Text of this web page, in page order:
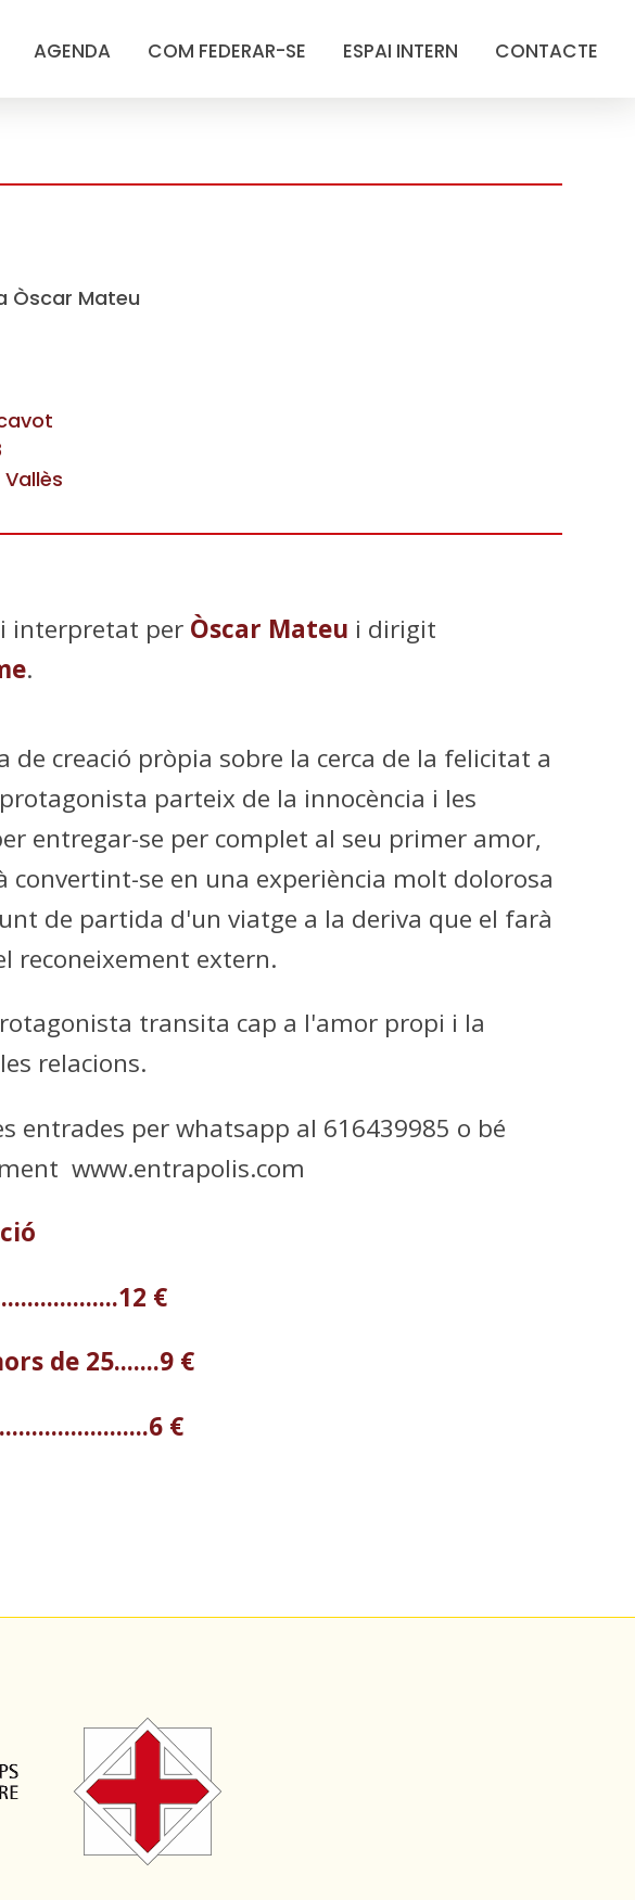
AGENDA COM FEDERAR-SE ESPAI INTERN CONTACTE
Òscar Mateu
interpretat per Òscar Mateu i dirigit
.
creació pròpia sobre la cerca de la felicitat a
parteix de la innocència i les
entregar-se per complet al seu primer amor,
convertint-se en una experiència molt dolorosa
de partida d'un viatge a la deriva que el farà
reconeixement extern.
transita cap a l'amor propi i la
relacions.
entrades per whatsapp al 616439985 o bé
www.entrapolis.com
€
de 25.......9 €
€